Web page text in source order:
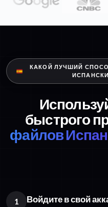
КАКОЙ ЛУЧШИЙ
быстрого
файлов
1 Войдите в свой